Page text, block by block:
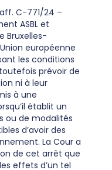
C-771/24 –
ASBL et
Bruxelles-
européenne
les conditions
prévoir de
ni à leur
à une
établit un
ou de modalités
d’avoir des
La Cour a
de cet arrêt que
effets d’un tel